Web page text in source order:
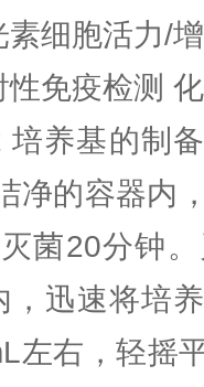
素细胞活力/
性免疫检测
养基的制
净的容器内
菌20分钟
迅速将培
左右，轻摇